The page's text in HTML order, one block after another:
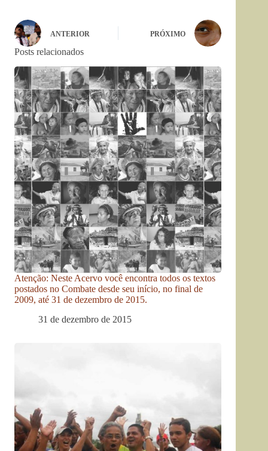
ANTERIOR PRÓXIMO
Posts relacionados
Atenção: Neste Acervo você encontra todos os textos
postados no Combate desde seu início, no final de
2009, até 31 de dezembro de 2015.
31 de dezembro de 2015